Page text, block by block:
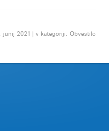
junij 2021 | v kategoriji: Obvestilo